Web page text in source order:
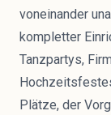
voneinander
kompletter
Tanzpartys,
Plätze, der